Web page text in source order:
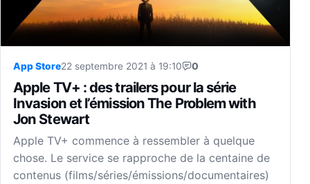
App Store22 septembre 2021 à 19:10 0
Apple TV+ : des trailers pour la série
Invasion et l’émission The Problem with
Jon Stewart
Apple TV+ commence à ressembler à quelque
chose. Le service se rapproche de la centaine de
contenus (films/séries/émissions/documentaires)